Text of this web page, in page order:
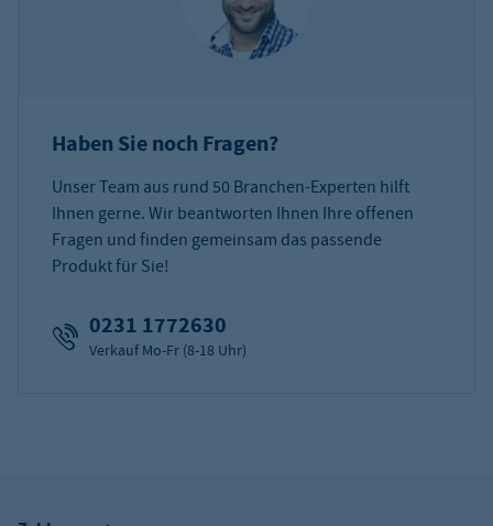
Haben Sie noch Fragen?
Unser Team aus rund 50 Branchen-Experten hilft
Ihnen gerne. Wir beantworten Ihnen Ihre offenen
Fragen und finden gemeinsam das passende
Produkt für Sie!
0231 1772630
Verkauf Mo-Fr (8-18 Uhr)